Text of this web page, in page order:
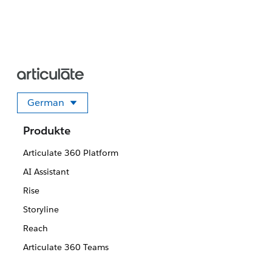
German
Sprache auswählen
Produkte
Articulate 360 Platform
AI Assistant
Rise
Storyline
Reach
Articulate 360 Teams